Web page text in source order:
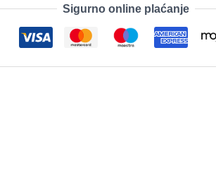
Sigurno online plaćanje